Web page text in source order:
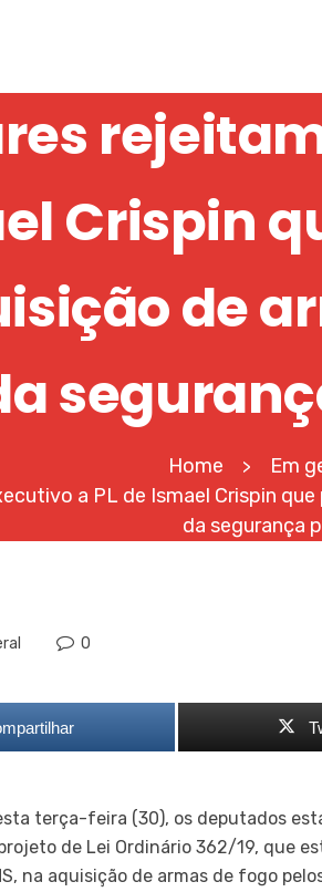
Crispin
de
Home > Em
a PL de Ismael Crispin
da segurança
0
terça-feira (30), os deputados
de Lei Ordinário 362/19, que
na aquisição de armas de fogo